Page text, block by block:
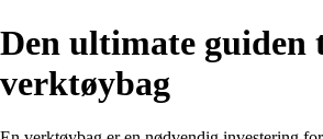
Den ultimate guiden
verktøybag